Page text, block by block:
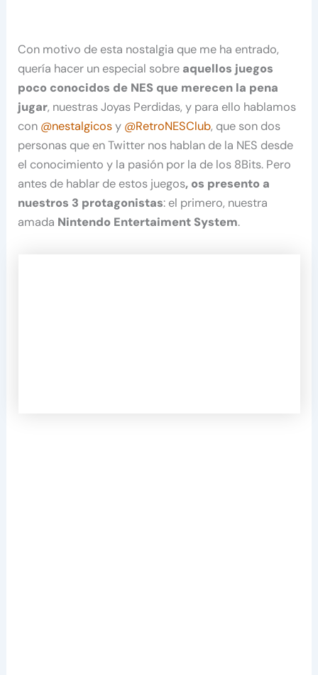
Con motivo de esta nostalgia que me ha entrado,
quería hacer un especial sobre aquellos juegos
poco conocidos de NES que merecen la pena
jugar, nuestras Joyas Perdidas, y para ello hablamos
con @nestalgicosy @RetroNESClub, que son dos
personas que en Twitter nos hablan de la NES desde
el conocimiento y la pasión por la de los 8Bits. Pero
antes de hablar de estos juegos, os presento a
nuestros 3 protagonistas: el primero, nuestra
amada Nintendo Entertaiment System.